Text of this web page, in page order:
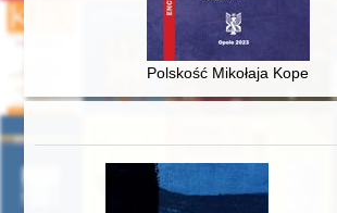
Polskość Mikołaja